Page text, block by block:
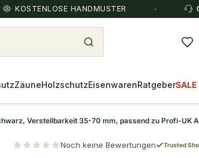
KOSTENLOSE HANDMUSTER
ZäuneHolzschutzEisenwarenRatgeberSALE
Verstellbarkeit 35-70 mm, passend zu Profi-UK
Noch keine Bewertungen Trusted